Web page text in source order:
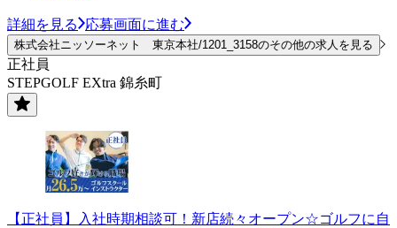
詳細を見る 応募画面に進む
株式会社ニッソーネット 東京本社/1201_3158のその他の求人を見る
正社員
STEPGOLF EXtra 錦糸町
【正社員】入社時期相談可！新店続々オープン☆ゴルフに自